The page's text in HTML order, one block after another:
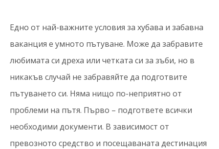
Едно от най-важните условия за хубава и забавна
ваканция е умното пътуване. Може да забравите
любимата си дреха или четката си за зъби, но в
никакъв случай не забравяйте да подготвите
пътуването си. Няма нищо по-неприятно от
проблеми на пътя. Първо – подгответе всички
необходими документи. В зависимост от
превозното средство и посещаваната дестинация